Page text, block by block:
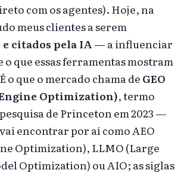
com os agentes). Hoje, na
meus clientes a serem
citados pela IA— a influenciar
que essas ferramentas mostram
o que o mercado chama deGEO
Optimization), termo
de Princeton em 2023 —
encontrar por aí como AEO
Optimization), LLMO (Large
Optimization) ou AIO; as siglas